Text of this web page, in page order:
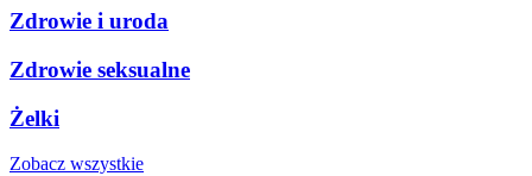
Zdrowie i uroda
Zdrowie seksualne
Żelki
Zobacz wszystkie